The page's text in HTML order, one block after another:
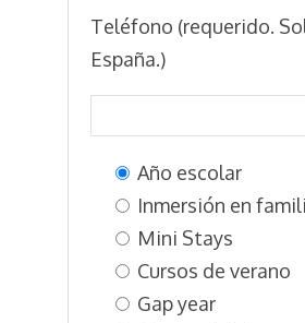
Teléfono (requerido.
España.)
Año escolar
Inmersión en
Mini Stays
Cursos de verano
Gap year